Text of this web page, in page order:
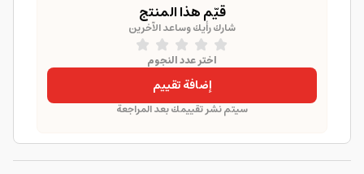
قيّم هذا المنتج
شارك رأيك وساعد الآخرين
اختر عدد النجوم
إضافة تقييم
سيتم نشر تقييمك بعد المراجعة